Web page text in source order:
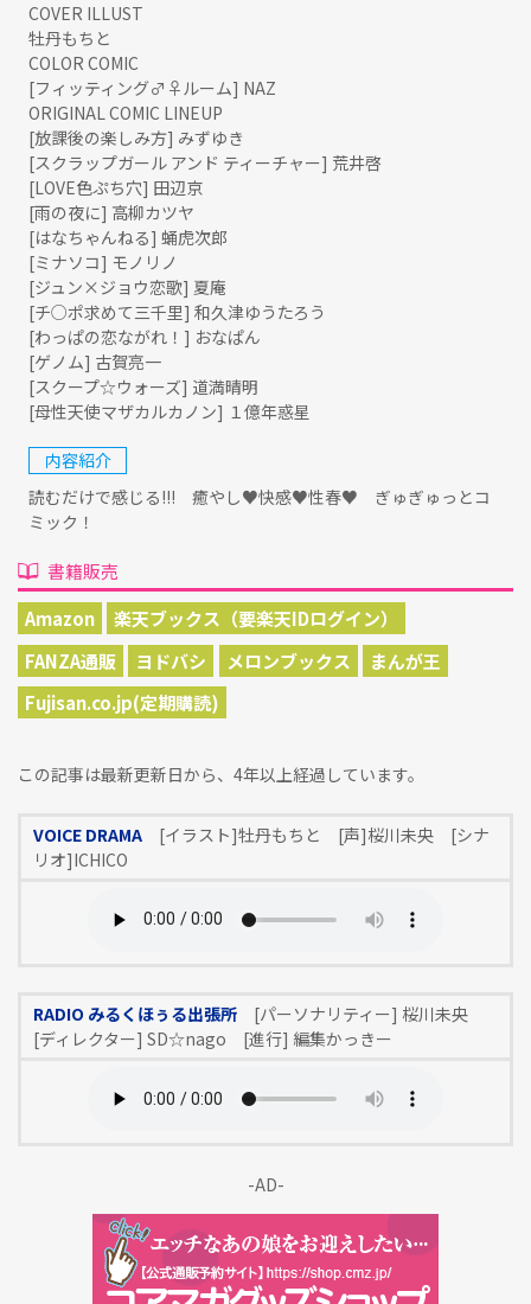
COVER ILLUST
牡丹もちと
COLOR COMIC
[フィッティング♂♀ルーム] NAZ
ORIGINAL COMIC LINEUP
[放課後の楽しみ方] みずゆき
[スクラップガール アンド ティーチャー] 荒井啓
[LOVE色ぷち穴] 田辺京
[雨の夜に] 高柳カツヤ
[はなちゃんねる] 蛹虎次郎
[ミナソコ] モノリノ
[ジュン×ジョウ恋歌] 夏庵
[チ○ポ求めて三千里] 和久津ゆうたろう
[わっぱの恋ながれ！] おなぱん
[ゲノム] 古賀亮一
[スクープ☆ウォーズ] 道満晴明
[母性天使マザカルカノン] １億年惑星
内容紹介
読むだけで感じる!!! 癒やし♥快感♥性春♥ ぎゅぎゅっとコ
ミック！
書籍販売
Amazon
楽天ブックス（要楽天IDログイン）
FANZA通販
ヨドバシ メロンブックス
まんが王
Fujisan.co.jp(定期購読)
この記事は最新更新日から、4年以上経過しています。
VOICE DRAMA[イラスト]牡丹もちと [声]桜川未央 [シナ
リオ]ICHICO
RADIO みるくほぅる出張所[パーソナリティー] 桜川未央
[ディレクター] SD☆nago [進行] 編集かっきー
-AD-